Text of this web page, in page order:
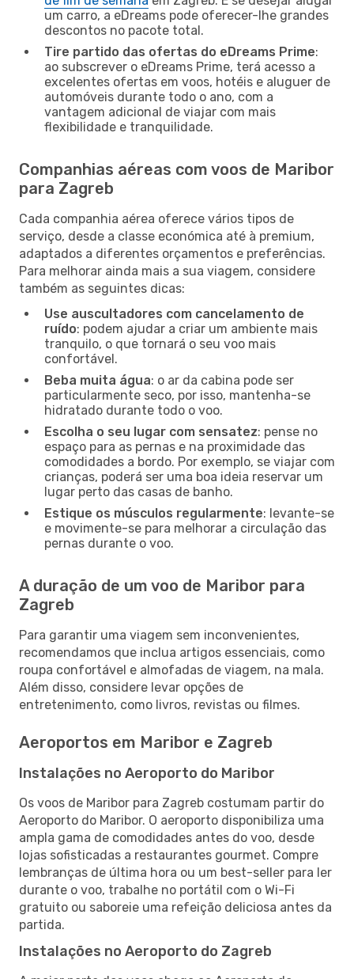
um carro, a eDreams pode oferecer-lhe grandes
descontos no pacote total.
Tire partido das ofertas do eDreams Prime:
ao subscrever o eDreams Prime, terá acesso a
excelentes ofertas em voos, hotéis e aluguer de
automóveis durante todo o ano, com a
vantagem adicional de viajar com mais
flexibilidade e tranquilidade.
Companhias aéreas com voos de Maribor
para Zagreb
Cada companhia aérea oferece vários tipos de
serviço, desde a classe económica até à premium,
adaptados a diferentes orçamentos e preferências.
Para melhorar ainda mais a sua viagem, considere
também as seguintes dicas:
Use auscultadores com cancelamento de
ruído: podem ajudar a criar um ambiente mais
tranquilo, o que tornará o seu voo mais
confortável.
Beba muita água: o ar da cabina pode ser
particularmente seco, por isso, mantenha-se
hidratado durante todo o voo.
Escolha o seu lugar com sensatez: pense no
espaço para as pernas e na proximidade das
comodidades a bordo. Por exemplo, se viajar com
crianças, poderá ser uma boa ideia reservar um
lugar perto das casas de banho.
Estique os músculos regularmente: levante-se
e movimente-se para melhorar a circulação das
pernas durante o voo.
A duração de um voo de Maribor para
Zagreb
Para garantir uma viagem sem inconvenientes,
recomendamos que inclua artigos essenciais, como
roupa confortável e almofadas de viagem, na mala.
Além disso, considere levar opções de
entretenimento, como livros, revistas ou filmes.
Aeroportos em Maribor e Zagreb
Instalações no Aeroporto do Maribor
Os voos de Maribor para Zagreb costumam partir do
Aeroporto do Maribor. O aeroporto disponibiliza uma
ampla gama de comodidades antes do voo, desde
lojas sofisticadas a restaurantes gourmet. Compre
lembranças de última hora ou um best-seller para ler
durante o voo, trabalhe no portátil com o Wi-Fi
gratuito ou saboreie uma refeição deliciosa antes da
partida.
Instalações no Aeroporto do Zagreb